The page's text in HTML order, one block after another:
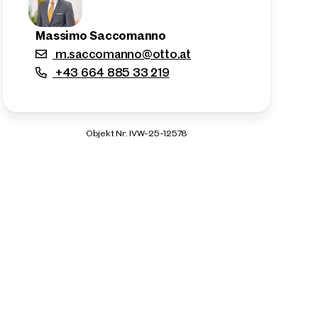
Massimo Saccomanno
m.saccomanno@otto.at
+43 664 885 33 219
Objekt Nr. IVW-25-12578